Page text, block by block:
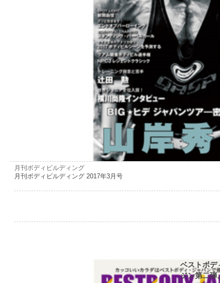
月刊ボディビルディング
月刊ボディビルディング 2017年3月号
ベストボデ
ジン第二弾